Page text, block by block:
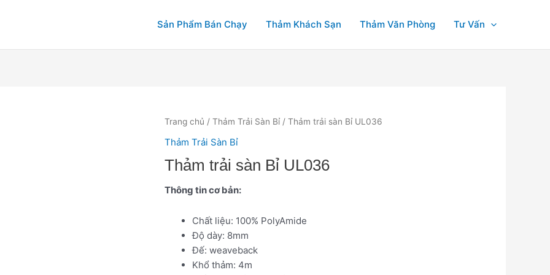
Sản Phẩm Bán Chạy Thảm Khách Sạn Thảm Văn Phòng Tư Vấn
Trang chủ /Thảm Trải Sàn Bỉ / Thảm trải sàn Bỉ UL036
Thảm Trải Sàn Bỉ
Thảm trải sàn Bỉ UL036
Thông tin cơ bản:
Chất liệu: 100% PolyAmide
Độ dày: 8mm
Đế: weaveback
Khổ thảm: 4m